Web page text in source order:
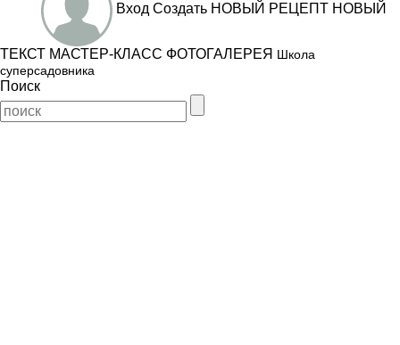
Вход Создать НОВЫЙ РЕЦЕПТ НОВЫЙ
ТЕКСТ МАСТЕР-КЛАСС ФОТОГАЛЕРЕЯ Школа
суперсадовника
Поиск